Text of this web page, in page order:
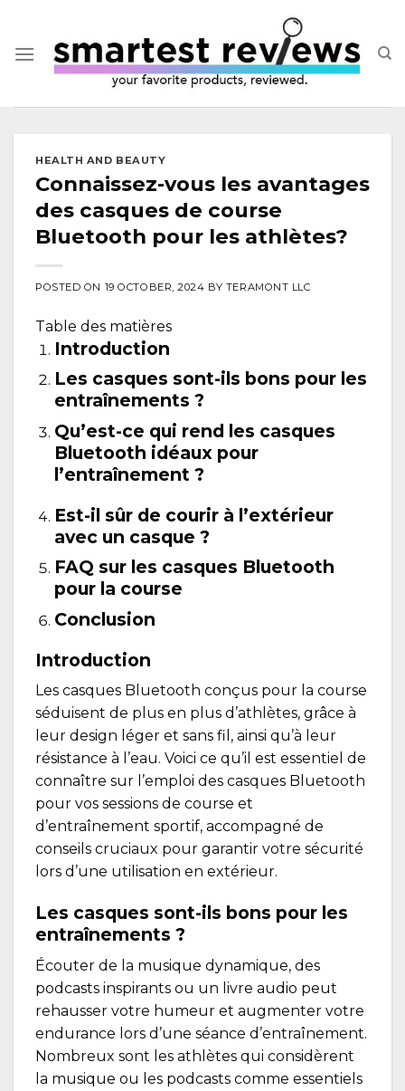
content
HEALTH AND BEAUTY
Connaissez-vous les avantages
des casques de course
Bluetooth pour les athlètes?
POSTED ON 19 OCTOBER, 2024 BY TERAMONT LLC
Table des matières
Introduction
Les casques sont-ils bons pour les
entraînements ?
Qu’est-ce qui rend les casques
Bluetooth idéaux pour
l’entraînement ?
Est-il sûr de courir à l’extérieur
avec un casque ?
FAQ sur les casques Bluetooth
pour la course
Conclusion
Introduction
Les casques Bluetooth conçus pour la course
séduisent de plus en plus d’athlètes, grâce à
leur design léger et sans fil, ainsi qu’à leur
résistance à l’eau. Voici ce qu’il est essentiel de
connaître sur l’emploi des casques Bluetooth
pour vos sessions de course et
d’entraînement sportif, accompagné de
conseils cruciaux pour garantir votre sécurité
lors d’une utilisation en extérieur.
Les casques sont-ils bons pour les
entraînements ?
Écouter de la musique dynamique, des
podcasts inspirants ou un livre audio peut
rehausser votre humeur et augmenter votre
endurance lors d’une séance d’entraînement.
Nombreux sont les athlètes qui considèrent
la musique ou les podcasts comme essentiels